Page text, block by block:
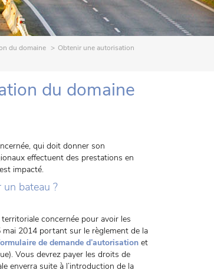
du domaine
Obtenir une autorisation
du domaine
qui doit donner son
effectuent des prestations en
impacté.
bateau ?
concernée pour avoir les
2014 portant sur le règlement de la
de demande d’autorisation et
Vous devrez payer les droits de
enverra suite à l’introduction de la